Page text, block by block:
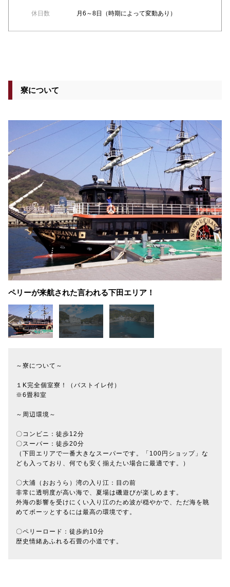
休日数 月6～8日（時期によって変動あり）
寮について
ペリーが来航された言われる下田エリア！
～寮について～
１K完全個室寮！（バストイレ付）
※6畳和室
～周辺環境～
〇コンビニ：徒歩12分
〇スーパー：徒歩20分
（下田エリアで一番大きなスーパーです。「100円ショップ」な
ども入っており、何でも安く揃えたい場合に最適です。）
〇大浦（おおうら）湾の入り江：目の前
非常に透明度が高い海で、夏場は磯遊びが楽しめます。
外海の影響を受けにくい入り江のため波が穏やかで、ただ海を眺
めてボーッとするには最高の環境です。
〇ペリーロード：徒歩約10分
歴史情緒あふれる石畳の小道です。